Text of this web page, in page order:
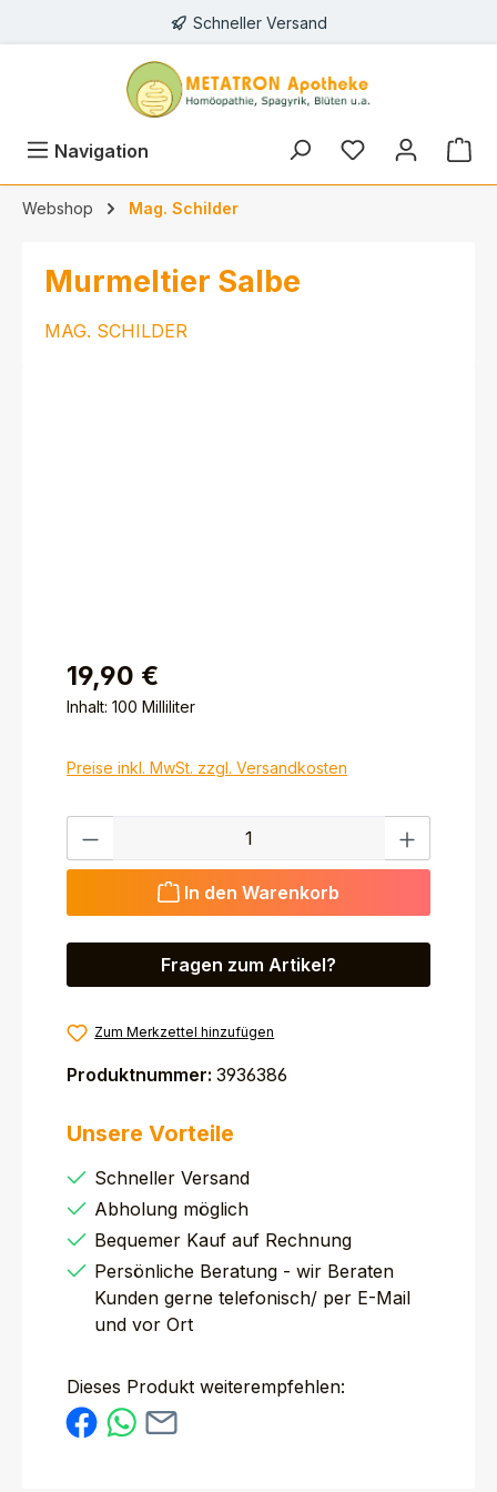
Schneller Versand
Navigation
Webshop Mag. Schilder
Murmeltier Salbe
MAG. SCHILDER
19,90 €
Inhalt: 100 Milliliter
Preise inkl. MwSt. zzgl. Versandkosten
Produkt Anzahl: Gib den gewünschten Wert ein
In den Warenkorb
Fragen zum Artikel?
Zum Merkzettel hinzufügen
Produktnummer: 3936386
Unsere Vorteile
Schneller Versand
Abholung möglich
Bequemer Kauf auf Rechnung
Persönliche Beratung - wir Beraten
Kunden gerne telefonisch/ per E-Mail
und vor Ort
Dieses Produkt weiterempfehlen: